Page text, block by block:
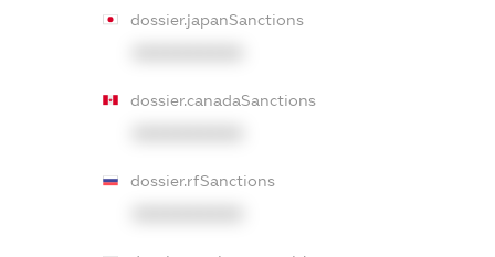
dossier.japanSanctions
dossier.canadaSanctions
dossier.rfSanctions